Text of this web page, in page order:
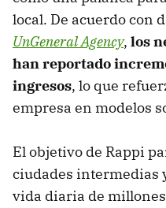
local. De acuerdo con
UnGeneral Agency, los
han reportado
ingresos, lo que
empresa en modelos
El objetivo de Rappi
ciudades intermedias
vida diaria de